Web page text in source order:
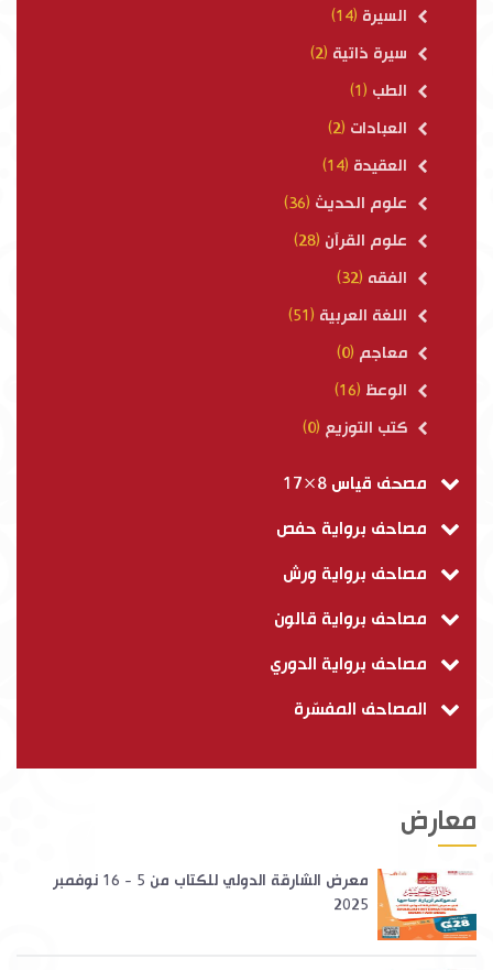
السيرة (14)
سيرة ذاتية (2)
الطب (1)
العبادات (2)
العقيدة (14)
علوم الحديث (36)
علوم القرآن (28)
الفقه (32)
اللغة العربية (51)
معاجم (0)
الوعظ (16)
كتب التوزيع (0)
مصحف قياس 8×17
مصاحف برواية حفص
مصاحف برواية ورش
مصاحف برواية قالون
مصاحف برواية الدوري
المصاحف المفسّرة
معارض
معرض الشارقة الدولي للكتاب من 5 - 16 نوفمبر
2025